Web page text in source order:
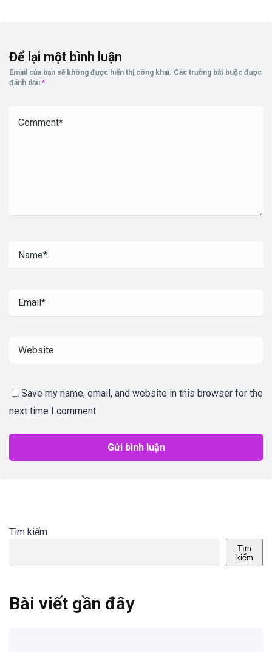
Để lại một bình luận
Email của bạn sẽ không được hiển thị công khai. Các trường bắt buộc được
đánh dấu *
Save my name, email, and website in this browser for the
next time I comment.
Tìm kiếm
Tìm
kiếm
Bài viết gần đây